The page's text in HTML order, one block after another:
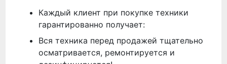
Каждый клиент при покупке техники
гарантированно получает:
Вся техника перед продажей тщательно
осматривается, ремонтируется и